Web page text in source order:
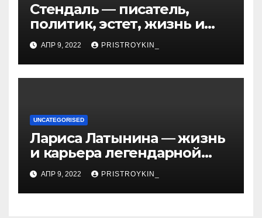
Стендаль — писатель,
политик, эстет, жизнь и
творчество одного из
величайших литературных
гении XIX века
АПР 9, 2022 PRISTROYKIN_
UNCATEGORISED
Лариса Латынина — жизнь
и карьера легендарной
советской гимнастки,
установившей мировые
рекорды и завоевавшей
АПР 9, 2022 PRISTROYKIN_